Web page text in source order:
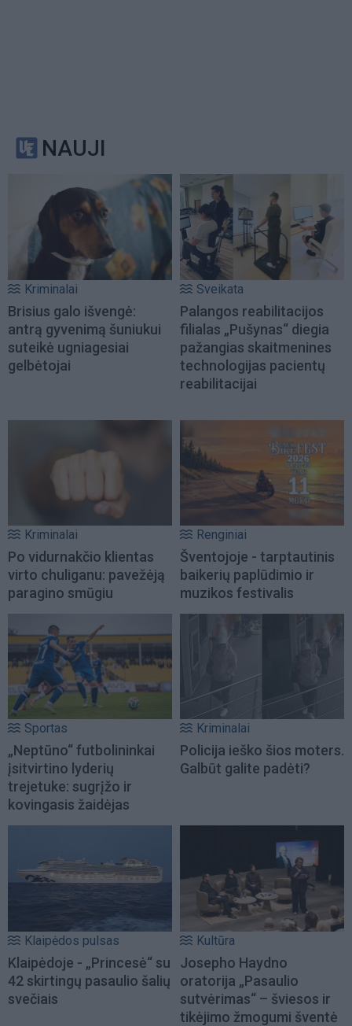
NAUJI
Kriminalai
Brisius galo išvengė:
antrą gyvenimą šuniukui
suteikė ugniagesiai
gelbėtojai
Sveikata
Palangos reabilitacijos
filialas „Pušynas“ diegia
pažangias skaitmenines
technologijas pacientų
reabilitacijai
Kriminalai
Po vidurnakčio klientas
virto chuliganu: pavežėją
paragino smūgiu
Renginiai
Šventojoje - tarptautinis
baikerių paplūdimio ir
muzikos festivalis
Sportas
„Neptūno“ futbolininkai
įsitvirtino lyderių
trejetuke: sugrįžo ir
kovingasis žaidėjas
Kriminalai
Policija ieško šios moters.
Galbūt galite padėti?
Klaipėdos pulsas
Klaipėdoje - „Princesė“ su
42 skirtingų pasaulio šalių
svečiais
Kultūra
Josepho Haydno
oratorija „Pasaulio
sutvėrimas“ – šviesos ir
tikėjimo žmogumi šventė